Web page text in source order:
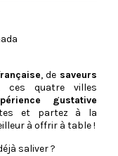
, de saveurs
ces quatre villes
gustative
et partez à la
à offrir à table !
saliver ?